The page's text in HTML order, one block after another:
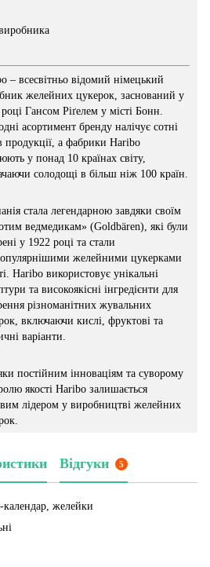
– всесвітньо відомий німецький
желейних цукерок, заснований у
Гансом Ріґелем у місті Бонн.
асортимент бренду налічує сотні
продукції, а фабрики Haribo
у понад 10 країнах світу,
солодощі в більш ніж 100 країн.
стала легендарною завдяки своїм
ведмедикам» (Goldbären), які були
у 1922 році та стали
желейними цукерками
Haribo використовує унікальні
та високоякісні інгредієнти для
різноманітних жувальних
включаючи кислі, фруктові та
варіанти.
постійним інноваціям та суворому
якості Haribo залишається
лідером у виробництві желейних
Відгуки 5
календар, желейки